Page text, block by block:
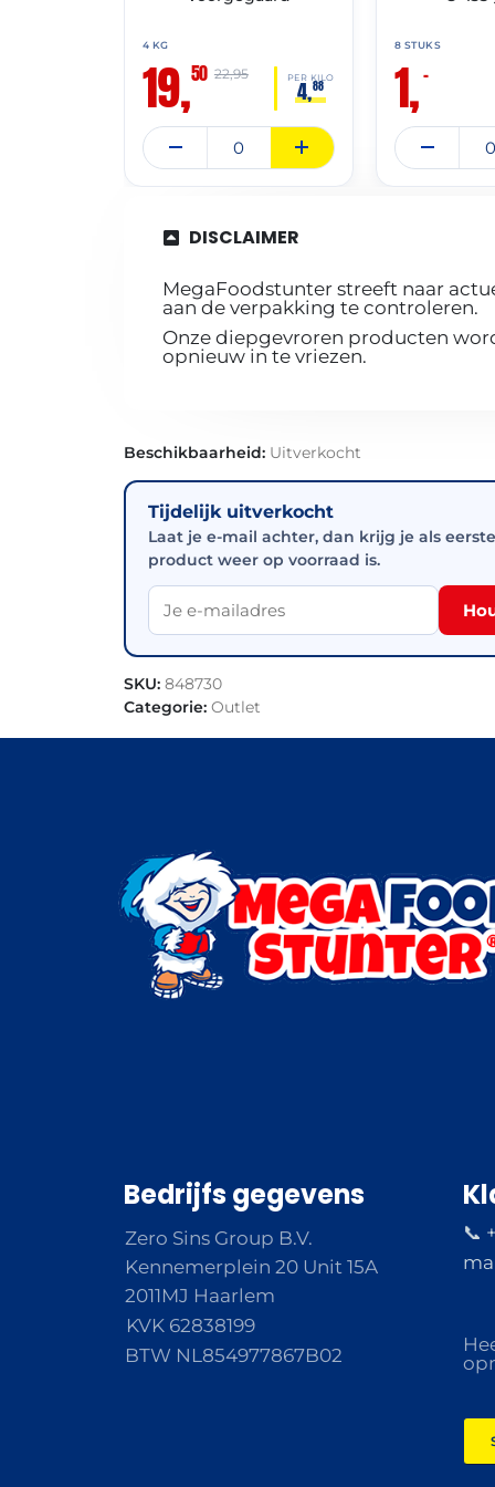
4 KG
19,50 PER KILO
4,88
22,95
8 STUKS
1,–
DISCLAIMER
MegaFoodstunter streeft naar
aan de verpakking te controleren.
Onze diepgevroren producten
opnieuw in te vriezen.
Beschikbaarheid: Uitverkocht
Tijdelijk uitverkocht
Laat je e-mail achter, dan krijg je als
product weer op voorraad is.
SKU: 848730
Categorie: Outlet
Bedrijfs gegevens
Zero Sins Group B.V.
Kennemerplein 20 Unit 15A
2011MJ Haarlem
KVK 62838199
BTW NL854977867B02
📞